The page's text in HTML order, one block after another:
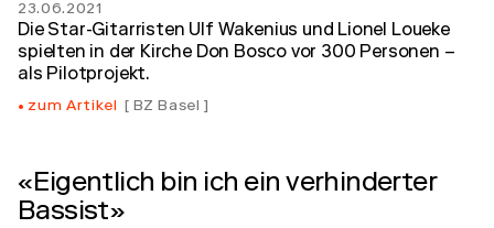
23.06.2021
Die Star-Gitarristen Ulf Wakenius und Lionel Loueke
spielten in der Kirche Don Bosco vor 300 Personen –
als Pilotprojekt.
zum Artikel BZ Basel
«Eigentlich bin ich ein verhinderter
Bassist»